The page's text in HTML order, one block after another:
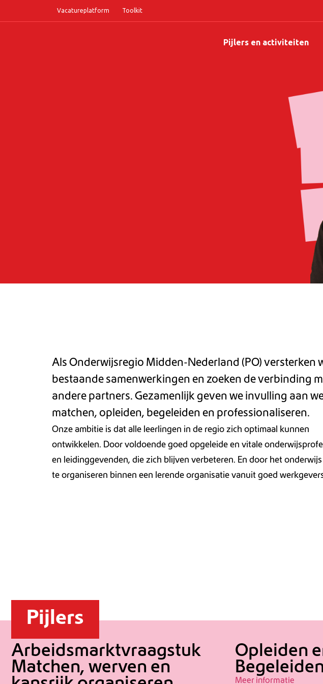
Vacatureplatform Toolkit
Pijlers en activiteiten
Als Onderwijsregio Midden-Nederland (PO) versterken
bestaande samenwerkingen en zoeken de verbinding
andere partners. Gezamenlijk geven we invulling aan
matchen, opleiden, begeleiden en professionaliseren.
Onze ambitie is dat alle leerlingen in de regio zich optimaal kunnen
ontwikkelen. Door voldoende goed opgeleide en vitale
en leidinggevenden, die zich blijven verbeteren. En door het
te organiseren binnen een lerende organisatie vanuit goed
Pijlers
Arbeidsmarktvraagstuk
Matchen, werven en
Opleiden
Meer informatie